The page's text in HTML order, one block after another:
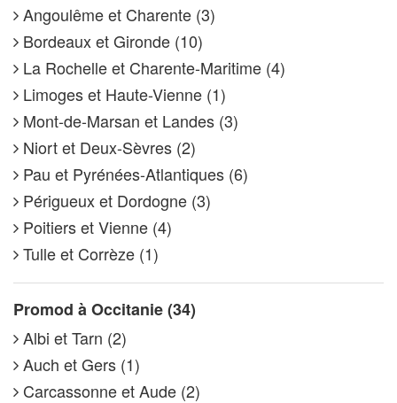
Angoulême et Charente (3)
Bordeaux et Gironde (10)
La Rochelle et Charente-Maritime (4)
Limoges et Haute-Vienne (1)
Mont-de-Marsan et Landes (3)
Niort et Deux-Sèvres (2)
Pau et Pyrénées-Atlantiques (6)
Périgueux et Dordogne (3)
Poitiers et Vienne (4)
Tulle et Corrèze (1)
Promod à Occitanie (34)
Albi et Tarn (2)
Auch et Gers (1)
Carcassonne et Aude (2)